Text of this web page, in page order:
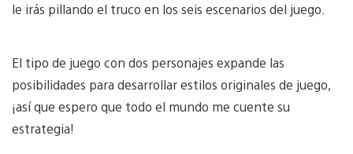
le irás pillando el truco en los seis escenarios del juego.
El tipo de juego con dos personajes expande las
posibilidades para desarrollar estilos originales de juego,
¡así que espero que todo el mundo me cuente su
estrategia!